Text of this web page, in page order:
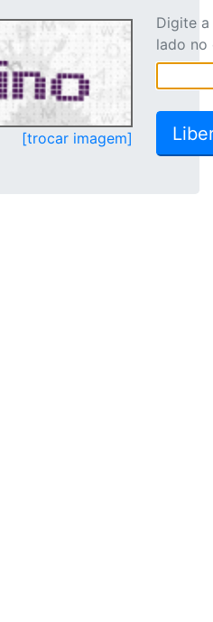
[trocar imagem]
Digite
lado no